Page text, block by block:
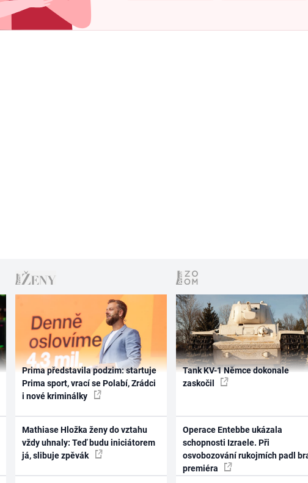
Prima představila podzim: startuje
Prima sport, vrací se Polabí, Zrádci
i nové kriminálky
Mathiase Hložka ženy do vztahu
vždy uhnaly: Teď budu iniciátorem
já, slibuje zpěvák
Tank KV-1 Němce dokonale
zaskočil
Operace Entebbe ukázala
schopnosti Izraele. Při
osvobozování rukojmích padl
premiéra